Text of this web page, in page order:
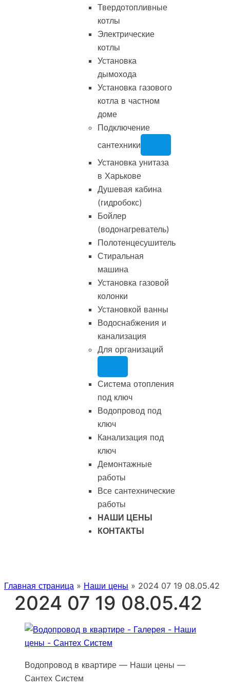
Твердотопливные
котлы
Электрические
котлы
Установка
дымохода
Установка газового
котла в частном
доме
Подключение
сантехники
Установка унитаза
в Харькове
Душевая кабина
(гидробокс)
Бойлер
(водонагреватель)
Полотенцесушитель
Стиральная
машина
Установка газовой
колонки
Установкой ванны
Водоснабжения и
канализация
Для организаций
Система отопления
под ключ
Водопровод под
ключ
Канализация под
ключ
Демонтажные
работы
Все сантехнические
работы
НАШИ ЦЕНЫ
КОНТАКТЫ
Главная страница » Наши цены » 2024 07 19 08.05.42
2024 07 19 08.05.42
Водопровод в квартире — Наши цены —
Сантех Систем